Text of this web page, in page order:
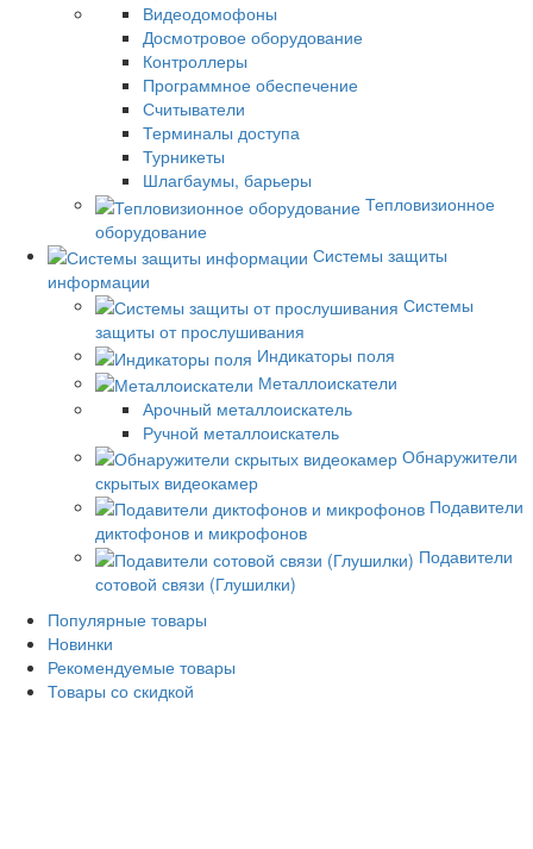
Видеодомофоны
Досмотровое оборудование
Контроллеры
Программное обеспечение
Считыватели
Терминалы доступа
Турникеты
Шлагбаумы, барьеры
Тепловизионное
оборудование
Системы защиты
информации
Системы
защиты от прослушивания
Индикаторы поля
Металлоискатели
Арочный металлоискатель
Ручной металлоискатель
Обнаружители
скрытых видеокамер
Подавители
диктофонов и микрофонов
Подавители
сотовой связи (Глушилки)
Популярные товары
Новинки
Рекомендуемые товары
Товары со скидкой